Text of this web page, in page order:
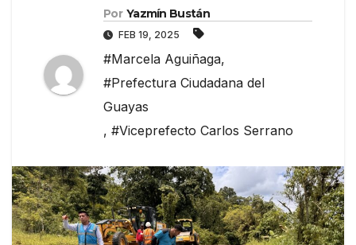
Por Yazmín Bustán
FEB 19, 2025
#Marcela Aguiñaga,
#Prefectura Ciudadana del
Guayas
, #Viceprefecto Carlos Serrano